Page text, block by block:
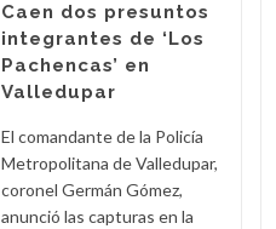
Caen dos presuntos
integrantes de ‘Los
Pachencas’ en
Valledupar
El comandante de la Policía
Metropolitana de Valledupar,
coronel Germán Gómez,
anunció las capturas en la